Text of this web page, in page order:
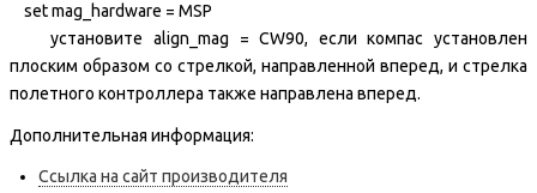
set mag_hardware = MSP
установите align_mag = CW90, если компас установлен
плоским образом со стрелкой, направленной вперед, и стрелка
полетного контроллера также направлена вперед.
Дополнительная информация:
Ссылка на сайт производителя